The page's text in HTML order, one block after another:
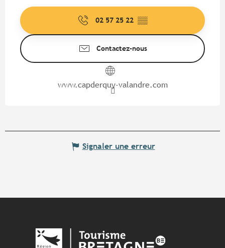
02 57 25 22 ▒▒
Contactez-nous
www.capderquy-valandre.com
Signaler une erreur